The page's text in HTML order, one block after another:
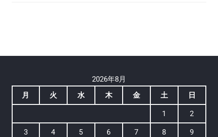
2026年8月
月
火 水 木 金 土 日
1 2
3 4 5 6 7 8 9